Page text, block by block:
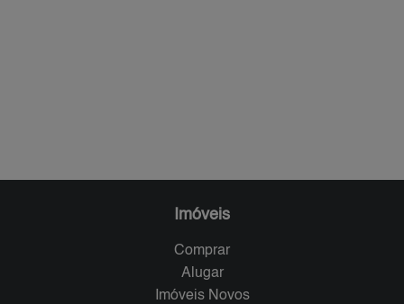
Imóveis
Comprar
Alugar
Imóveis Novos